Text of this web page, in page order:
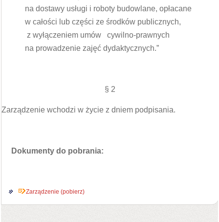
na dostawy usługi i roboty budowlane, opłacane
w całości lub części ze środków publicznych,
z wyłączeniem umów cywilno-prawnych
na prowadzenie zajęć dydaktycznych.”
§ 2
Zarządzenie wchodzi w życie z dniem podpisania.
Dokumenty do pobrania:
Zarządzenie (pobierz)